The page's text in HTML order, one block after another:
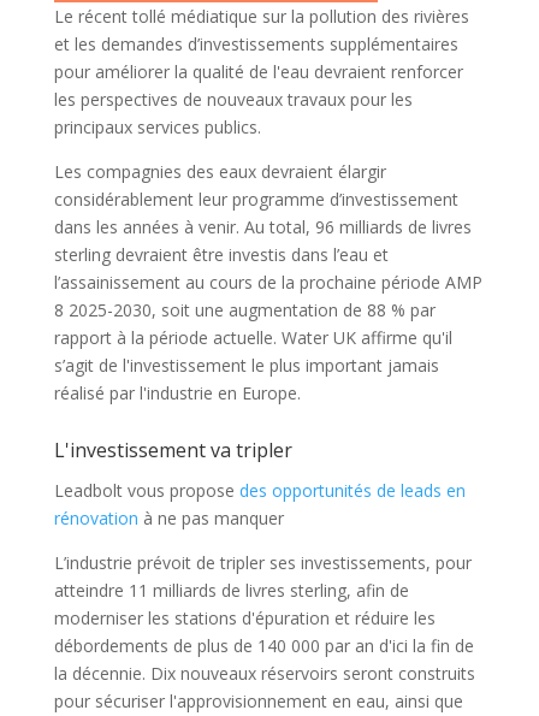
Le récent tollé médiatique sur la pollution des rivières
et les demandes d’investissements supplémentaires
pour améliorer la qualité de l'eau devraient renforcer
les perspectives de nouveaux travaux pour les
principaux services publics.
Les compagnies des eaux devraient élargir
considérablement leur programme d’investissement
dans les années à venir. Au total, 96 milliards de livres
sterling devraient être investis dans l’eau et
l’assainissement au cours de la prochaine période AMP
8 2025-2030, soit une augmentation de 88 % par
rapport à la période actuelle. Water UK affirme qu'il
s’agit de l'investissement le plus important jamais
réalisé par l'industrie en Europe.
L'investissement va tripler
Leadbolt vous propose des opportunités de leads en
rénovation à ne pas manquer
L’industrie prévoit de tripler ses investissements, pour
atteindre 11 milliards de livres sterling, afin de
moderniser les stations d'épuration et réduire les
débordements de plus de 140 000 par an d'ici la fin de
la décennie. Dix nouveaux réservoirs seront construits
pour sécuriser l'approvisionnement en eau, ainsi que